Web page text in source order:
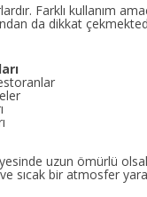
Farklı kullanım
da dikkat
uzun ömürlü
sıcak bir atmosfer